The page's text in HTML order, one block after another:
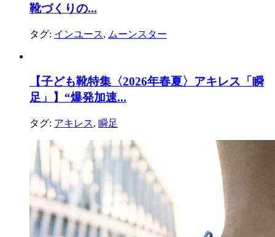
靴づくりの...
タグ: インユース, ムーンスター
【子ども靴特集〈2026年春夏〉アキレス「瞬
足」】“爆発加速...
タグ: アキレス, 瞬足